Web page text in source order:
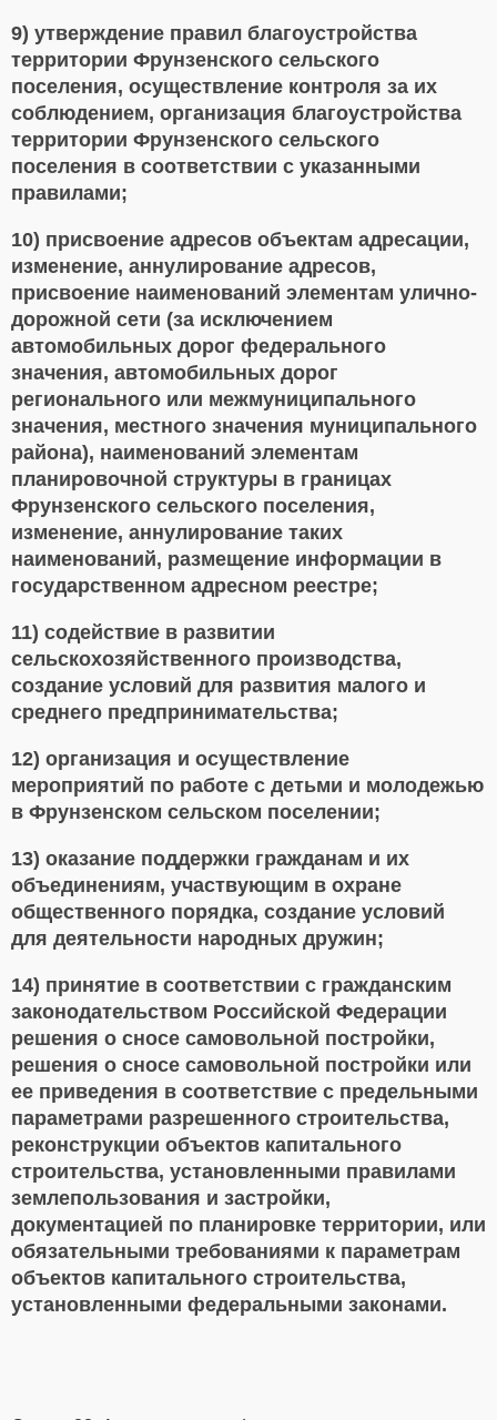
9) утверждение правил благоустройства
территории Фрунзенского сельского
поселения, осуществление контроля за их
соблюдением, организация благоустройства
территории Фрунзенского сельского
поселения в соответствии с указанными
правилами;
10) присвоение адресов объектам адресации,
изменение, аннулирование адресов,
присвоение наименований элементам улично-
дорожной сети (за исключением
автомобильных дорог федерального
значения, автомобильных дорог
регионального или межмуниципального
значения, местного значения муниципального
района), наименований элементам
планировочной структуры в границах
Фрунзенского сельского поселения,
изменение, аннулирование таких
наименований, размещение информации в
государственном адресном реестре;
11) содействие в развитии
сельскохозяйственного производства,
создание условий для развития малого и
среднего предпринимательства;
12) организация и осуществление
мероприятий по работе с детьми и молодежью
в Фрунзенском сельском поселении;
13) оказание поддержки гражданам и их
объединениям, участвующим в охране
общественного порядка, создание условий
для деятельности народных дружин;
14) принятие в соответствии с гражданским
законодательством Российской Федерации
решения о сносе самовольной постройки,
решения о сносе самовольной постройки или
ее приведения в соответствие с предельными
параметрами разрешенного строительства,
реконструкции объектов капитального
строительства, установленными правилами
землепользования и застройки,
документацией по планировке территории, или
обязательными требованиями к параметрам
объектов капитального строительства,
установленными федеральными законами.